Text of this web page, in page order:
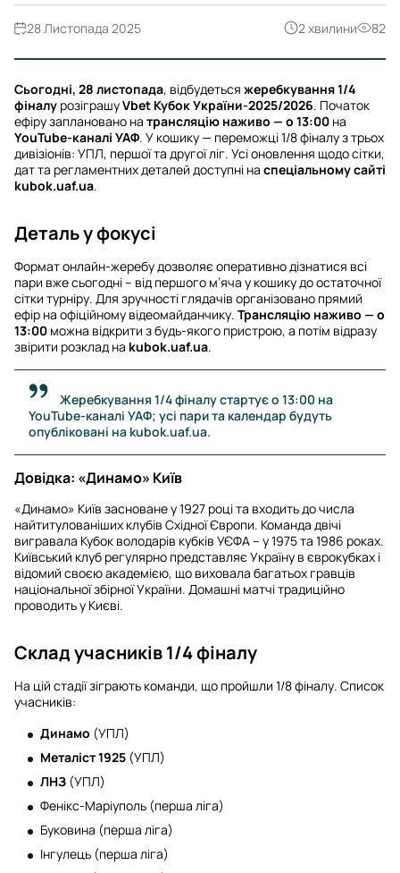
2 хвилини 82
28 Листопада 2025
Сьогодні, 28 листопада, відбудеться жеребкування 1/4
фіналу розіграшуVbet Кубок України-2025/2026. Початок
ефіру заплановано на трансляцію наживо — о 13:00 на
YouTube-каналі УАФ. У кошику — переможці 1/8 фіналу з трьох
дивізіонів: УПЛ, першої та другої ліг. Усі оновлення щодо сітки,
дат та регламентних деталей доступні на спеціальному сайті
kubok.uaf.ua.
Деталь у фокусі
Формат онлайн-жеребу дозволяє оперативно дізнатися всі
пари вже сьогодні – від першого м’яча у кошику до остаточної
сітки турніру. Для зручності глядачів організовано прямий
ефір на офіційному відеомайданчику. Трансляцію наживо — о
13:00 можна відкрити з будь-якого пристрою, а потім відразу
звірити розклад на kubok.uaf.ua.
Жеребкування 1/4 фіналу стартує о 13:00 на
YouTube-каналі УАФ; усі пари та календар будуть
опубліковані на kubok.uaf.ua.
Довідка: «Динамо» Київ
«Динамо» Київ засноване у 1927 році та входить до числа
найтитулованіших клубів Східної Європи. Команда двічі
вигравала Кубок володарів кубків УЄФА – у 1975 та 1986 роках.
Київський клуб регулярно представляє Україну в єврокубках і
відомий своєю академією, що виховала багатьох гравців
національної збірної України. Домашні матчі традиційно
проводить у Києві.
Склад учасників 1/4 фіналу
На цій стадії зіграють команди, що пройшли 1/8 фіналу. Список
учасників:
Динамо (УПЛ)
Металіст 1925 (УПЛ)
ЛНЗ (УПЛ)
Фенікс-Маріуполь (перша ліга)
Буковина (перша ліга)
Інгулець (перша ліга)